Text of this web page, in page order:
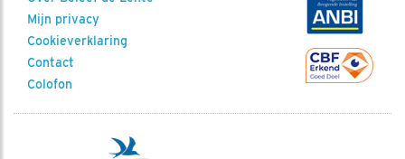
Mijn privacy
Cookieverklaring
Contact
Colofon